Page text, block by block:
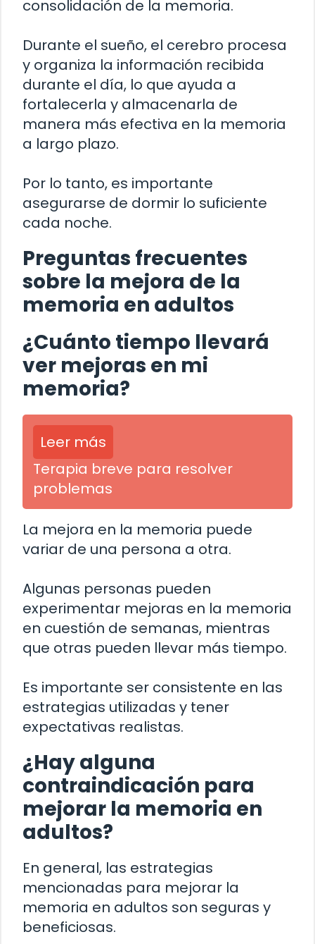
consolidación de la memoria.
Durante el sueño, el cerebro procesa
y organiza la información recibida
durante el día, lo que ayuda a
fortalecerla y almacenarla de
manera más efectiva en la memoria
a largo plazo.
Por lo tanto, es importante
asegurarse de dormir lo suficiente
cada noche.
Preguntas frecuentes
sobre la mejora de la
memoria en adultos
¿Cuánto tiempo llevará
ver mejoras en mi
memoria?
Leer más
Terapia breve para resolver
problemas
La mejora en la memoria puede
variar de una persona a otra.
Algunas personas pueden
experimentar mejoras en la memoria
en cuestión de semanas, mientras
que otras pueden llevar más tiempo.
Es importante ser consistente en las
estrategias utilizadas y tener
expectativas realistas.
¿Hay alguna
contraindicación para
mejorar la memoria en
adultos?
En general, las estrategias
mencionadas para mejorar la
memoria en adultos son seguras y
beneficiosas.